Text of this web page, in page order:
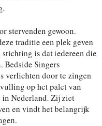
stervenden gewoon.
traditie een plek geven
is dat iedereen die
Bedside Singers
verlichten door te zingen
op het palet van
Nederland. Zij ziet
en vindt het belangrijk